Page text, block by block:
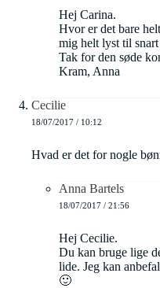
Hej Carina.
Hvor er det bare
mig helt lyst til
Tak for den søde
Kram, Anna
Cecilie
18/07/2017 / 10:12
Hvad er det for nogle
Anna Bartels
18/07/2017 / 21:56
Hej Cecilie.
Du kan bruge lige
lide. Jeg kan
🙂